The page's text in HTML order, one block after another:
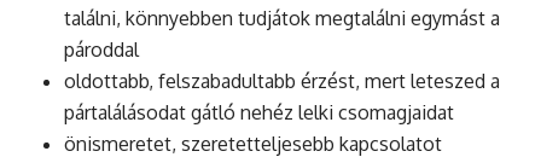
találni, könnyebben tudjátok megtalálni egymást a
pároddal
oldottabb, felszabadultabb érzést, mert leteszed a
pártalálásodat gátló nehéz lelki csomagjaidat
önismeretet, szeretetteljesebb kapcsolatot